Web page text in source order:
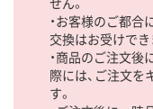
・お客様のご都合
交換はお受けでき
・商品のご注文
際には、ご注文
す。